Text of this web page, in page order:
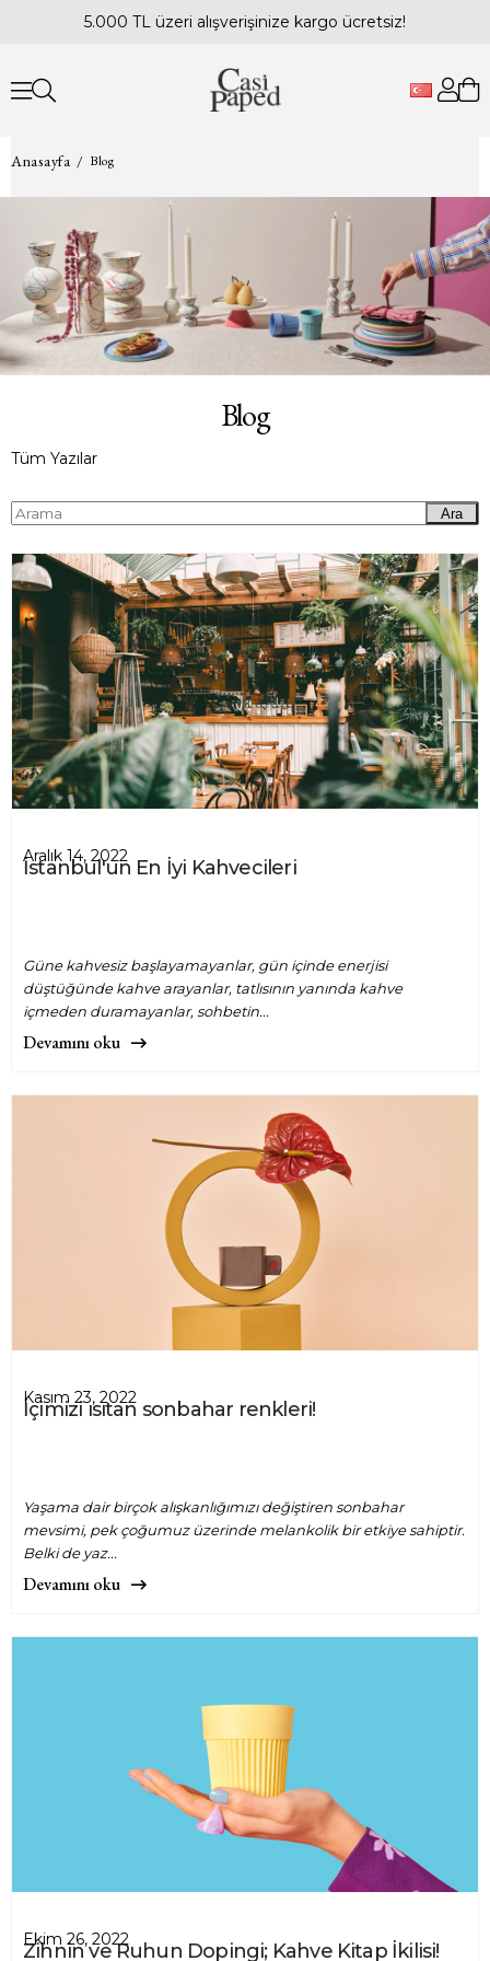
5.000 TL üzeri alışverişinize kargo ücretsiz!
Anasayfa Blog
Blog
Tüm Yazılar
Ara
İstanbul'un En İyi Kahvecileri
Aralık 14, 2022
Güne kahvesiz başlayamayanlar, gün içinde enerjisi
düştüğünde kahve arayanlar, tatlısının yanında kahve
içmeden duramayanlar, sohbetin...
Devamını oku
İçimizi ısıtan sonbahar renkleri!
Kasım 23, 2022
Yaşama dair birçok alışkanlığımızı değiştiren sonbahar
mevsimi, pek çoğumuz üzerinde melankolik bir etkiye sahiptir.
Belki de yaz...
Devamını oku
Zihnin ve Ruhun Dopingi; Kahve Kitap İkilisi!
Ekim 26, 2022